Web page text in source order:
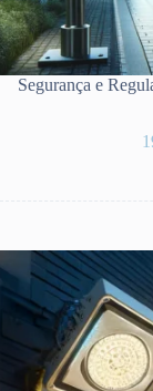
Segurança e